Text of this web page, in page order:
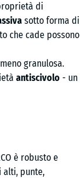
di
sotto forma di
che cade possono
granulosa.
antiscivolo - un
è robusto e
alti, punte,